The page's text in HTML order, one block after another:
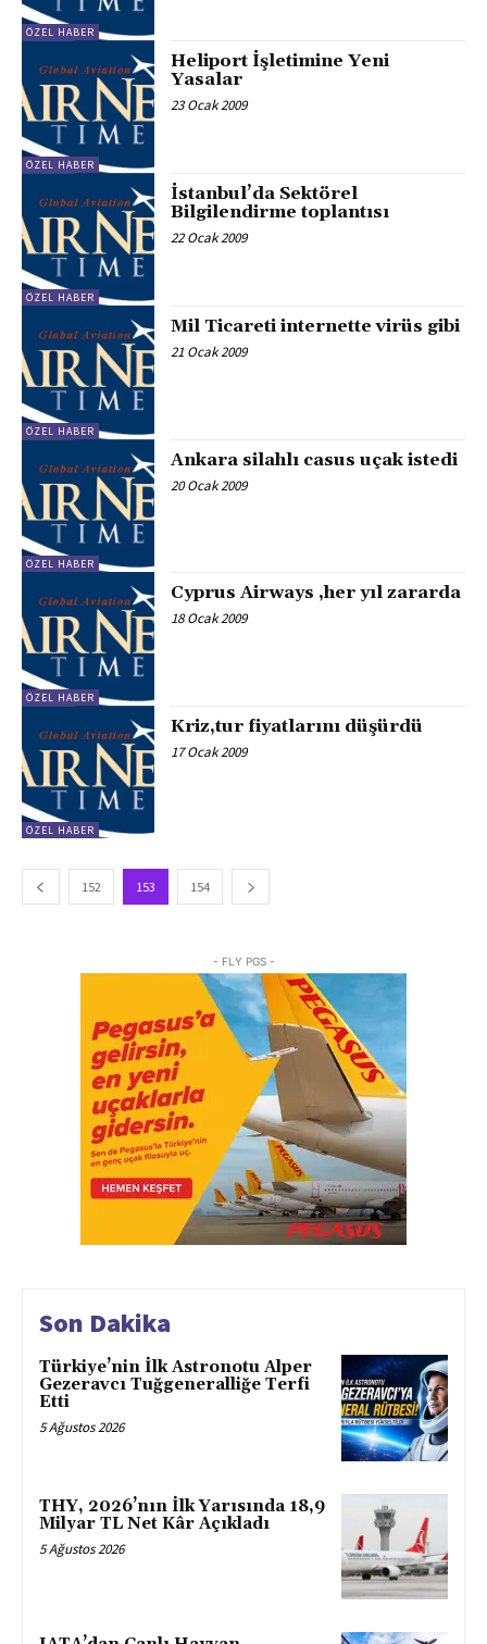
ÖZEL HABER
ÖZEL HABER
Heliport İşletimine Yeni
Yasalar
23 Ocak 2009
ÖZEL HABER
İstanbul’da Sektörel
Bilgilendirme toplantısı
22 Ocak 2009
ÖZEL HABER
Mil Ticareti internette virüs gibi
21 Ocak 2009
ÖZEL HABER
Ankara silahlı casus uçak istedi
20 Ocak 2009
ÖZEL HABER
Cyprus Airways ,her yıl zararda
18 Ocak 2009
ÖZEL HABER
Kriz,tur fiyatlarını düşürdü
17 Ocak 2009
152 153 154
- FLY PGS -
Son Dakika
Türkiye’nin İlk Astronotu Alper
Gezeravcı Tuğgeneralliğe Terfi
Etti
5 Ağustos 2026
THY, 2026’nın İlk Yarısında 18,9
Milyar TL Net Kâr Açıkladı
5 Ağustos 2026